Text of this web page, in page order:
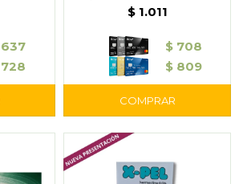
637
728
Capilar
$ 1.011
$ 708
$ 809